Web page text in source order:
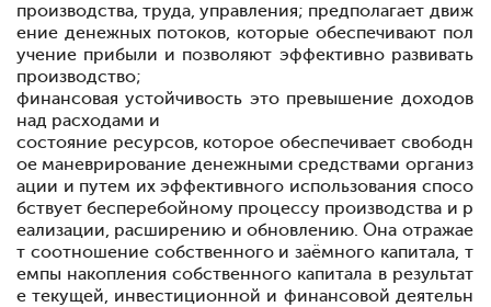
производства, труда, управления; предполагает движ
ение денежных потоков, которые обеспечивают пол
учение прибыли и позволяют эффективно развивать
производство;
финансоваяустойчивость это превышение доходов
над расходами и
состояние ресурсов, которое обеспечивает свободн
ое маневрирование денежнымисредствами организ
ации и путем их эффективного использования спосо
бствует бесперебойному процессу производства и р
еализации, расширению и обновлению. Она отражае
т соотношение собственного изаёмного капитала, т
емпы накопления собственного капитала в результат
етекущей, инвестиционной и финансовой деятельн